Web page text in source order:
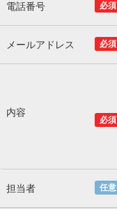
必須
電話番号
必須
メールアドレス
必須
内容
任意
担当者